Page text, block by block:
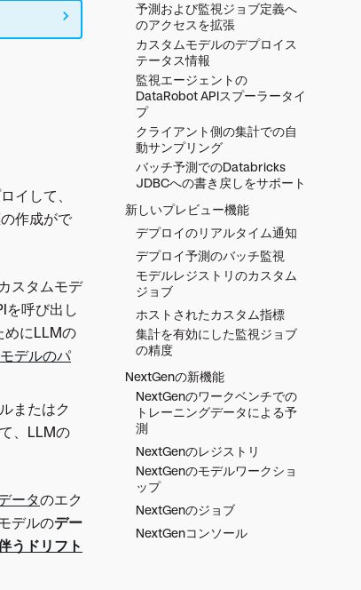
予測および監視ジョブ定義へ
のアクセスを拡張
カスタムモデルのデプロイス
テータス情報
監視エージェントの
DataRobot APIスプーラータイ
プ
クライアント側の集計での自
動サンプリング
バッチ予測でのDatabricks
JDBCへの書き戻しをサポート
新しいプレビュー機能
デプロイのリアルタイム通知
デプロイ予測のバッチ監視
モデルレジストリのカスタム
ジョブ
ホストされたカスタム指標
集計を有効にした監視ジョブ
の精度
NextGenの新機能
NextGenのワークベンチでの
トレーニングデータによる予
測
NextGenのレジストリ
NextGenのモデルワークショ
ップ
NextGenのジョブ
NextGenコンソール
イして、
作成がで
スタムモデ
を呼び出し
めにLLMの
デルのパ
またはク
、LLMの
ータのエク
デルのデー
うドリフト